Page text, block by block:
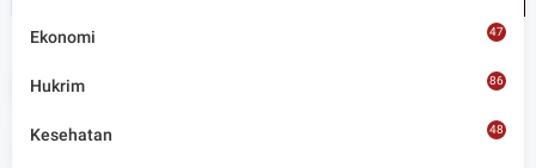
Tags
Share
Ekonomi 47
Hukrim 86
Kesehatan 48